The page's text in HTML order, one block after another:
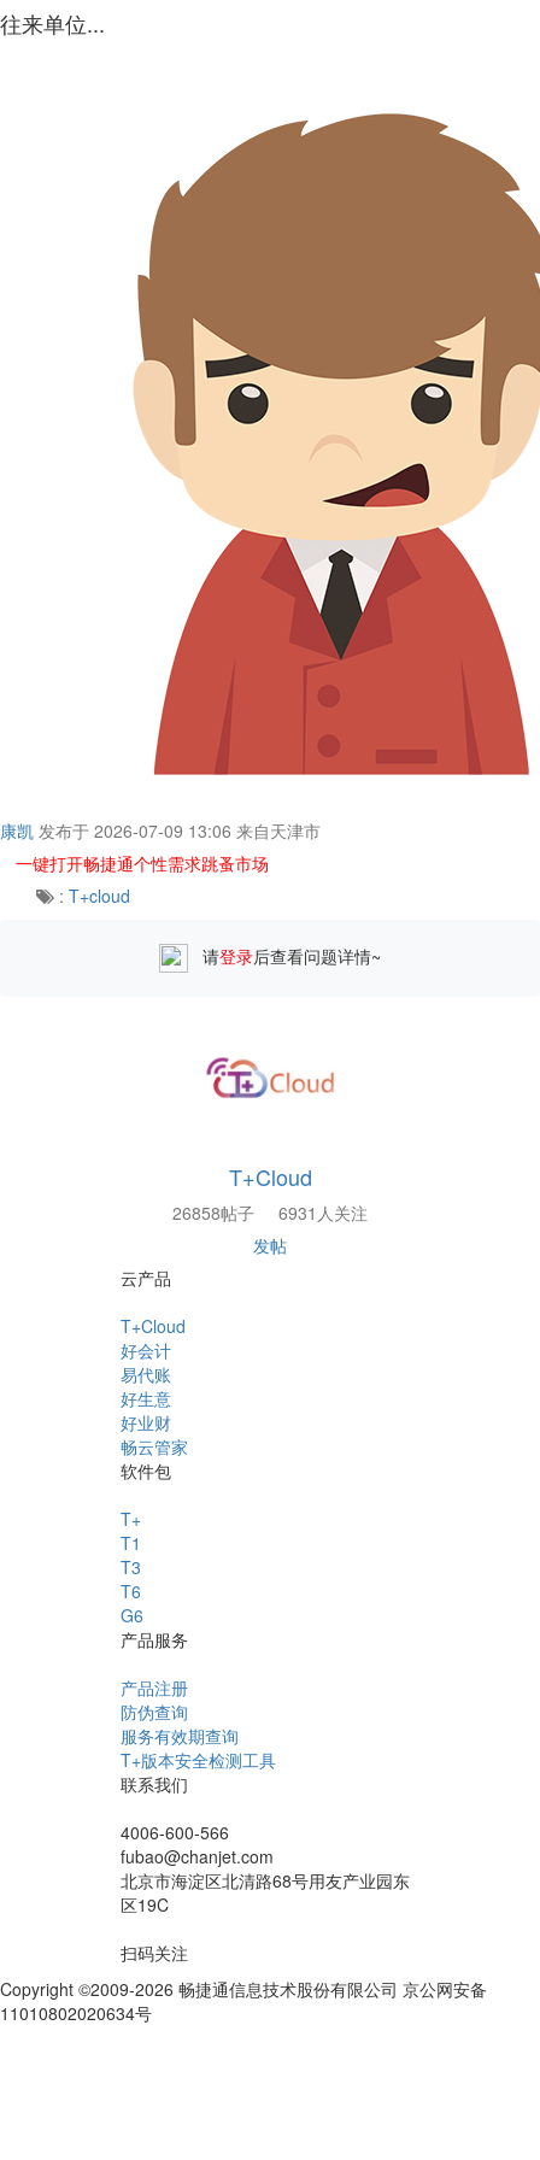
往来单位...
康凯 发布于 2026-07-09 13:06 来自天津市
一键打开畅捷通个性需求跳蚤市场
: T+cloud
请登录后查看问题详情~
T+Cloud
26858帖子
6931人关注
发帖
云产品
T+Cloud
好会计
易代账
好生意
好业财
畅云管家
软件包
T+
T1
T3
T6
G6
产品服务
产品注册
防伪查询
服务有效期查询
T+版本安全检测工具
联系我们
4006-600-566
fubao@chanjet.com
北京市海淀区北清路68号用友产业园东
区19C
扫码关注
Copyright ©2009-2026 畅捷通信息技术股份有限公司 京公网安备
11010802020634号